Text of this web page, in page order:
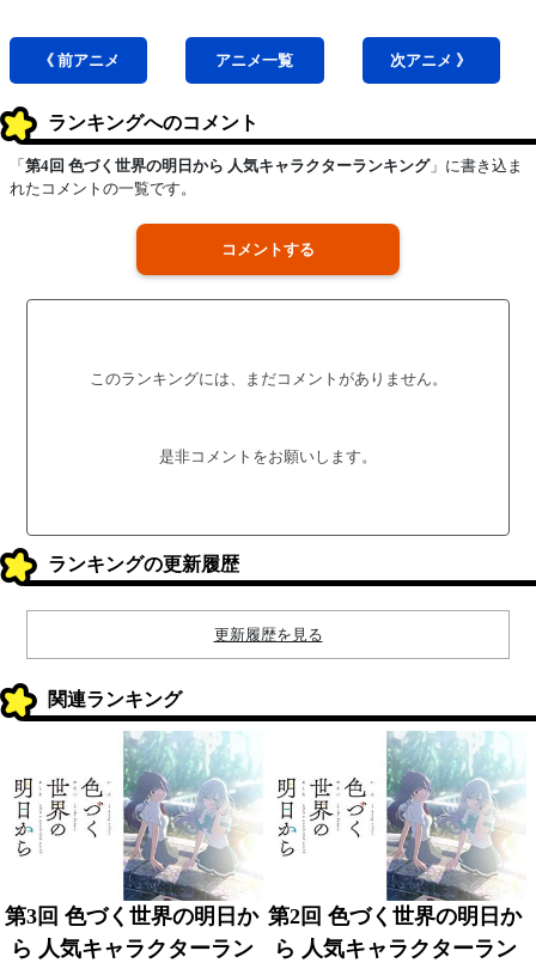
《 前アニメ アニメ一覧 次アニメ 》
ランキングへのコメント
「 第4回 色づく世界の明日から 人気キャラクターランキング」に書き込ま
れたコメントの一覧です。
コメントする
このランキングには、まだコメントがありません。
是非コメントをお願いします。
ランキングの更新履歴
更新履歴を見る
関連ランキング
第3回 色づく世界の明日か
ら 人気キャラクターラン
第2回 色づく世界の明日か
ら 人気キャラクターラン